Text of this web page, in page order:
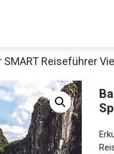
SMART Reiseführer